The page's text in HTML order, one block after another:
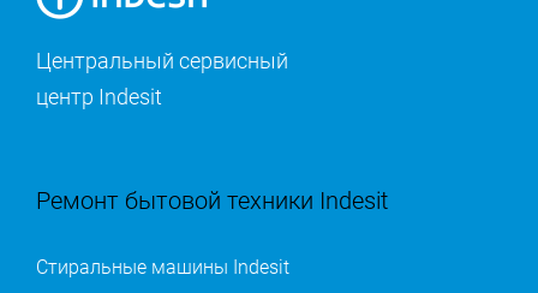
Центральный сервисный
центр Indesit
Ремонт бытовой техники Indesit
Стиральные машины Indesit